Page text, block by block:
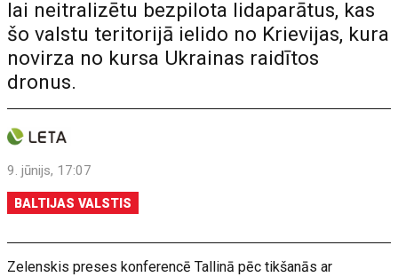
lai neitralizētu bezpilota lidaparātus, kas
šo valstu teritorijā ielido no Krievijas, kura
novirza no kursa Ukrainas raidītos
dronus.
9. jūnijs, 17:07
BALTIJAS VALSTIS
Zelenskis preses konferencē Tallinā pēc tikšanās ar